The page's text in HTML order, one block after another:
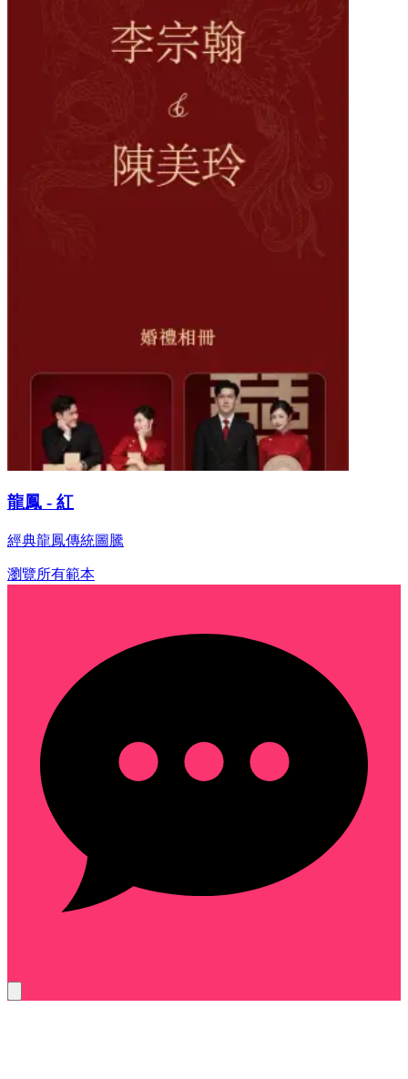
龍鳳 - 紅
經典龍鳳傳統圖騰
瀏覽所有範本